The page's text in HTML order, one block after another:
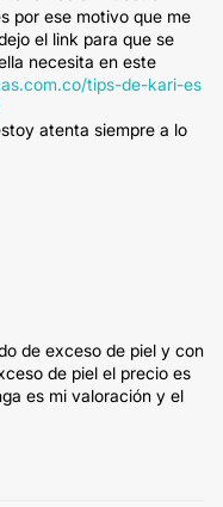
por ese motivo que me
el link para que se
necesita en este
tips-de-kari-es
atenta siempre a lo
de exceso de piel y con
de piel el precio es
es mi valoración y el